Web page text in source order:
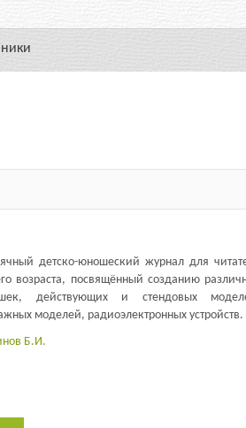
детско-юношеский журнал для
возраста, посвящённый созданию
действующих и стендовых
моделей, радиоэлектронных устройств.
Б.И.